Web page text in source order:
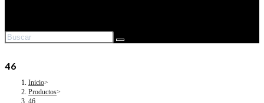
46
Inicio>
Productos>
46